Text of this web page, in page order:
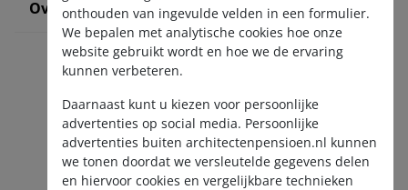
Over ons
Ontvang de nieuwsbrief
onthouden van ingevulde velden in een formulier.
We bepalen met analytische cookies hoe onze
website gebruikt wordt en hoe we de ervaring
kunnen verbeteren.
Daarnaast kunt u kiezen voor persoonlijke
advertenties op social media. Persoonlijke
advertenties buiten architectenpensioen.nl kunnen
we tonen doordat we versleutelde gegevens delen
en hiervoor cookies en vergelijkbare technieken